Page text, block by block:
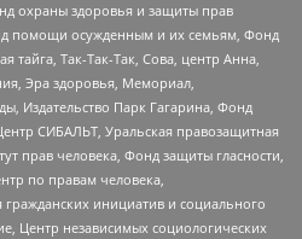
охраны здоровья и защиты прав
помощи осужденным и их семьям, Фонд
тайга, Так-Так-Так, Сова, центр Анна,
Эра здоровья, Мемориал,
Издательство Парк Гагарина, Фонд
СИБАЛЬТ, Уральская правозащитная
прав человека, Фонд защиты гласности,
по правам человека,
инициатив и социального
Центр независимых социологических